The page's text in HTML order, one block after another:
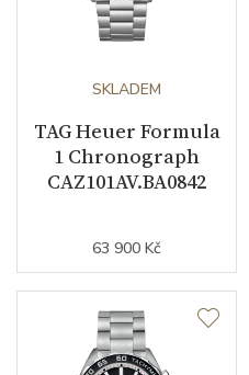
SKLADEM
TAG Heuer Formula
1 Chronograph
CAZ101AV.BA0842
63 900 Kč